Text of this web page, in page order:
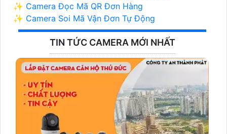
✨ Camera Đọc Mã QR Đơn Hàng
✨ Camera Soi Mã Vận Đơn Tự Động
TIN TỨC CAMERA MỚI NHẤT